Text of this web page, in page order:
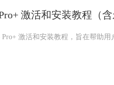
激活和安装教程（含
Pro+ 激活和安装教程，旨在帮助用